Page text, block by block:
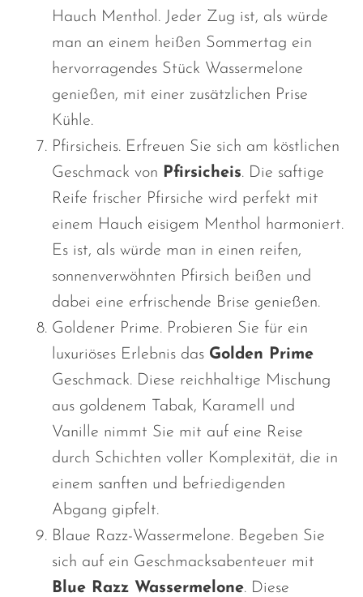
Hauch Menthol. Jeder Zug ist, als würde
man an einem heißen Sommertag ein
hervorragendes Stück Wassermelone
genießen, mit einer zusätzlichen Prise
Kühle.
Pfirsicheis. Erfreuen Sie sich am köstlichen
Geschmack von Pfirsicheis. Die saftige
Reife frischer Pfirsiche wird perfekt mit
einem Hauch eisigem Menthol harmoniert.
Es ist, als würde man in einen reifen,
sonnenverwöhnten Pfirsich beißen und
dabei eine erfrischende Brise genießen.
Goldener Prime. Probieren Sie für ein
luxuriöses Erlebnis das Golden Prime
Geschmack. Diese reichhaltige Mischung
aus goldenem Tabak, Karamell und
Vanille nimmt Sie mit auf eine Reise
durch Schichten voller Komplexität, die in
einem sanften und befriedigenden
Abgang gipfelt.
Blaue Razz-Wassermelone. Begeben Sie
sich auf ein Geschmacksabenteuer mit
Blue Razz Wassermelone. Diese